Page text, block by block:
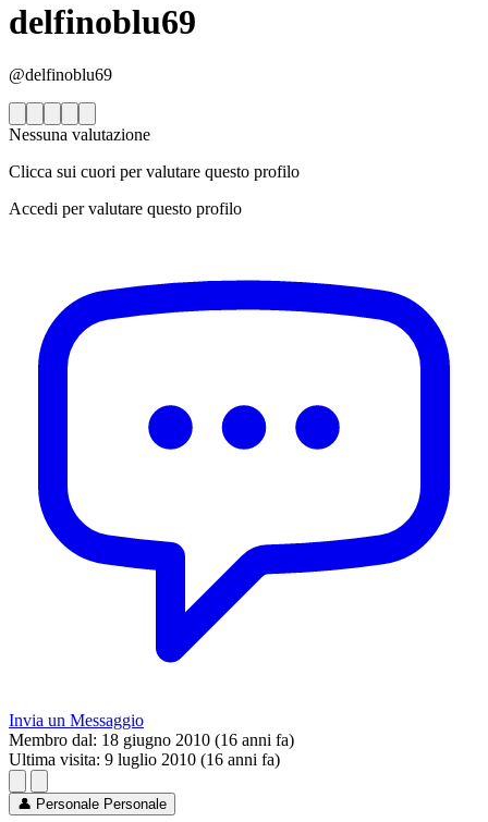
delfinoblu69
@delfinoblu69
Nessuna valutazione
Clicca sui cuori per valutare questo profilo
Accedi per valutare questo profilo
Invia un Messaggio
Membro dal: 18 giugno 2010 (16 anni fa)
Ultima visita: 9 luglio 2010 (16 anni fa)
👤 Personale Personale